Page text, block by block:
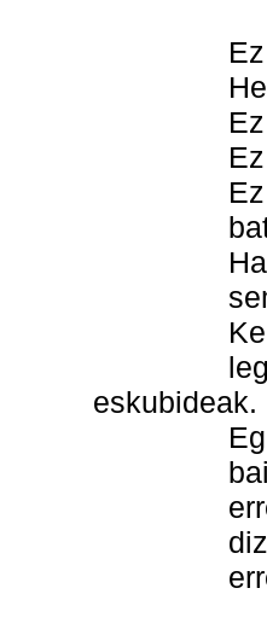
Ez al da
Ez al
Ez al
Ez al
bat
Haren
seme
Ken
legeak,
eskubideak.
Egizu
baina
errege